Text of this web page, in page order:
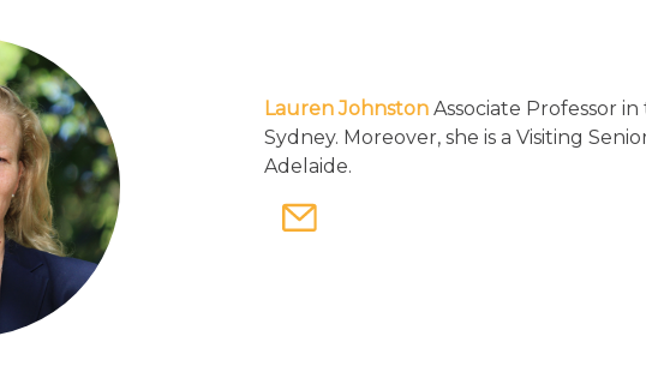
Lauren Johnston Associate Professor
Sydney. Moreover, she is a Visiting
Adelaide.